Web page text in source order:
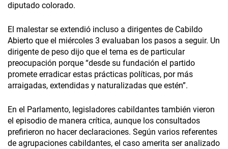
diputado colorado.
El malestar se extendió incluso a dirigentes de Cabildo
Abierto que el miércoles 3 evaluaban los pasos a seguir. Un
dirigente de peso dijo que el tema es de particular
preocupación porque “desde su fundación el partido
promete erradicar estas prácticas políticas, por más
arraigadas, extendidas y naturalizadas que estén”.
En el Parlamento, legisladores cabildantes también vieron
el episodio de manera crítica, aunque los consultados
prefirieron no hacer declaraciones. Según varios referentes
de agrupaciones cabildantes, el caso amerita ser analizado